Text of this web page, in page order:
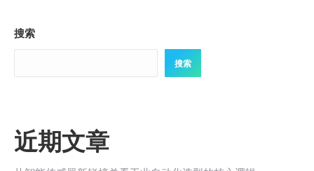
搜索
搜索
近期文章